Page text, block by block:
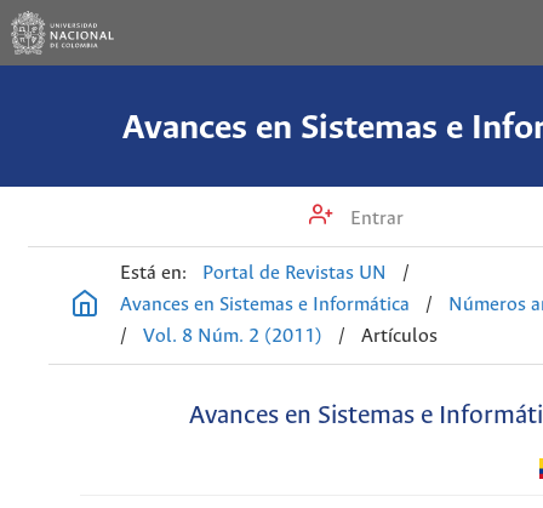
Avances en Sistemas e
Entrar
Está en: Portal de Revistas UN
/
Avances en Sistemas e Informática
/
Números
/
Vol. 8 Núm. 2 (2011) / Artículos
Avances en Sistemas e